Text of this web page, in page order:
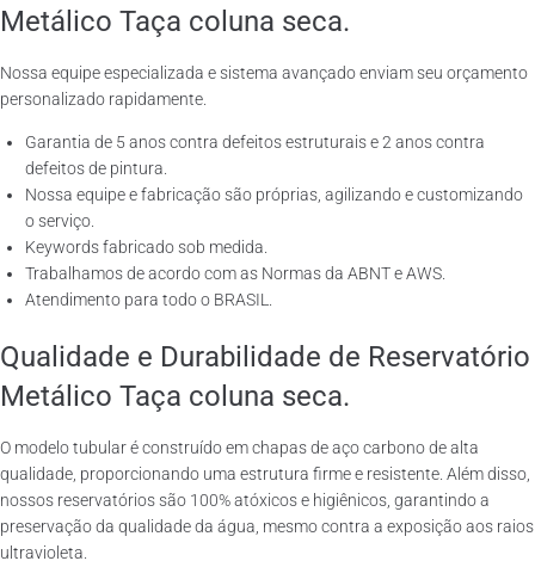
Metálico Taça coluna seca.
Nossa equipe especializada e sistema avançado enviam seu orçamento
personalizado rapidamente.
Garantia de 5 anos contra defeitos estruturais e 2 anos contra
defeitos de pintura.
Nossa equipe e fabricação são próprias, agilizando e customizando
o serviço.
Keywords fabricado sob medida.
Trabalhamos de acordo com as Normas da ABNT e AWS.
Atendimento para todo o BRASIL.
Qualidade e Durabilidade de Reservatório
Metálico Taça coluna seca.
O modelo tubular é construído em chapas de aço carbono de alta
qualidade, proporcionando uma estrutura firme e resistente. Além disso,
nossos reservatórios são 100% atóxicos e higiênicos, garantindo a
preservação da qualidade da água, mesmo contra a exposição aos raios
ultravioleta.